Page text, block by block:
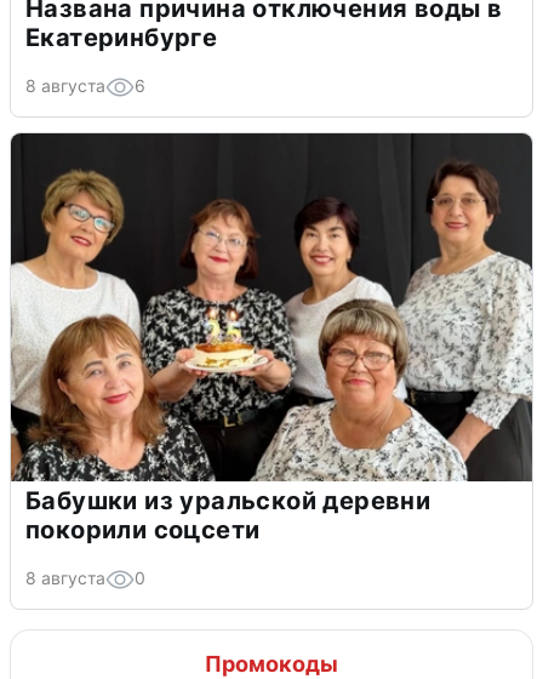
Названа причина отключения воды в
Екатеринбурге
8 августа 6
Бабушки из уральской деревни
покорили соцсети
8 августа 0
Промокоды